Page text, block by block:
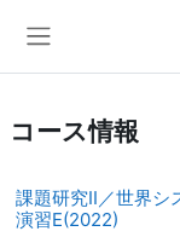
コース情報
課題研究II／世界シ
演習E(2022)